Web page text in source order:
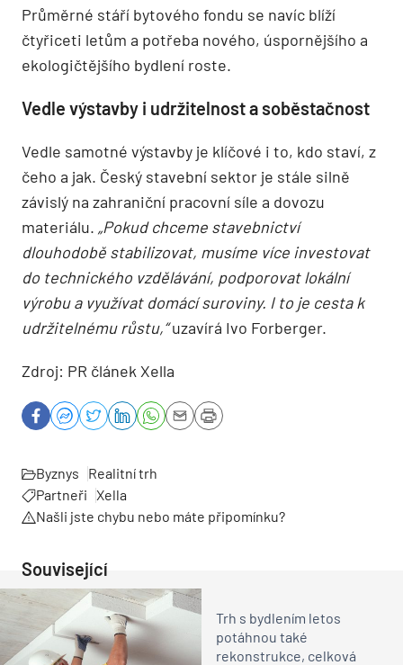
Průměrné stáří bytového fondu se navíc blíží
čtyřiceti letům a potřeba nového, úspornějšího a
ekologičtějšího bydlení roste.
Vedle výstavby i udržitelnost a soběstačnost
Vedle samotné výstavby je klíčové i to, kdo staví, z
čeho a jak. Český stavební sektor je stále silně
závislý na zahraniční pracovní síle a dovozu
materiálu. „Pokud chceme stavebnictví
dlouhodobě stabilizovat, musíme více investovat
do technického vzdělávání, podporovat lokální
výrobu a využívat domácí suroviny. I to je cesta k
udržitelnému růstu,“uzavírá Ivo Forberger.
Zdroj: PR článek Xella
Byznys
Realitní trh
Partneři Xella
Našli jste chybu nebo máte připomínku?
Související
Trh s bydlením letos
potáhnou také
rekonstrukce, celková